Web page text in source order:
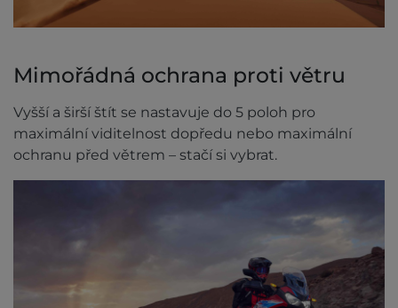
Mimořádná ochrana proti větru
Vyšší a širší štít se nastavuje do 5 poloh pro
maximální viditelnost dopředu nebo maximální
ochranu před větrem – stačí si vybrat.